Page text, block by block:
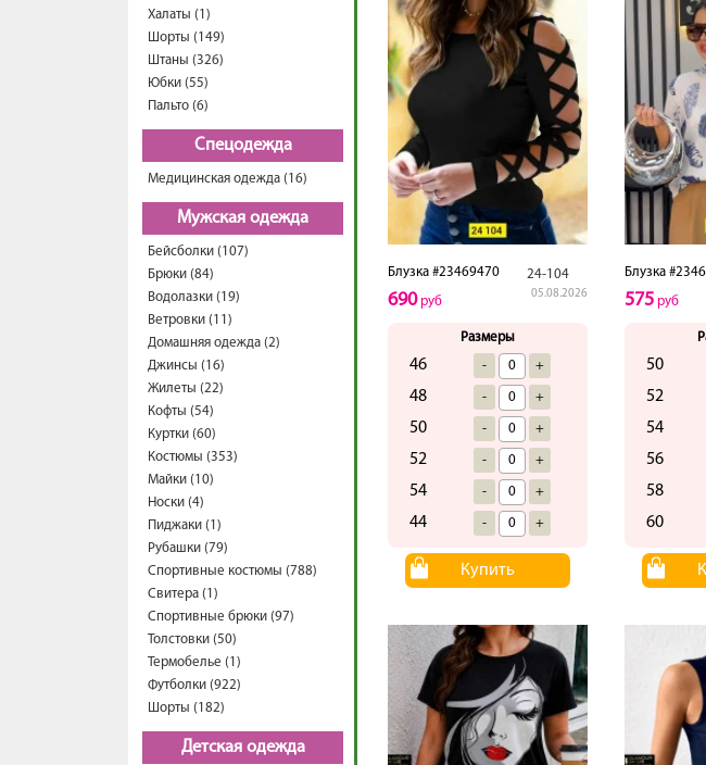
Халаты (1)
Шорты (149)
Штаны (326)
Юбки (55)
Пальто (6)
Спецодежда
Медицинская одежда (16)
Мужская одежда
Бейсболки (107)
Брюки (84)
Водолазки (19)
Ветровки (11)
Домашняя одежда (2)
Джинсы (16)
Жилеты (22)
Кофты (54)
Куртки (60)
Костюмы (353)
Майки (10)
Носки (4)
Пиджаки (1)
Рубашки (79)
Спортивные костюмы (788)
Свитера (1)
Спортивные брюки (97)
Толстовки (50)
Термобелье (1)
Футболки (922)
Шорты (182)
Детская одежда
Блузка #23469470 24-104
05.08.2026
690руб
Размеры
46 - +
48 - +
50 - +
52 - +
54 - +
44 - +
Купить
Блузка
575руб
50
52
54
56
58
60